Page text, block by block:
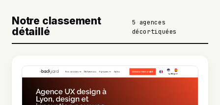
Notre classement
détaillé
5 agences
décortiquées